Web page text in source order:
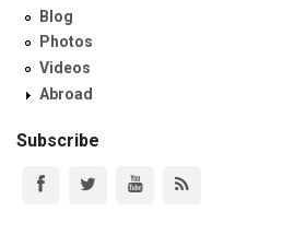
Blog
Photos
Videos
Abroad
Subscribe